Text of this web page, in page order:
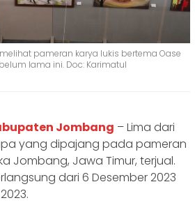
pameran karya lukis bertema Oase
lama ini. Doc: Karimatul
Jombang – Lima dari
yang dipajang pada pameran
Jombang, Jawa Timur, terjual.
dari 6 Desember 2023